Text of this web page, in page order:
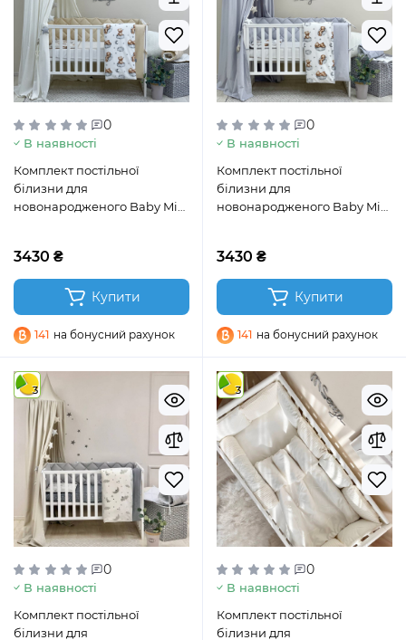
0
В наявності
Комплект постільної
білизни для
новонародженого Baby Mix
3430 ₴
Купити
141 на бонусний рахунок
0
В наявності
Комплект постільної
білизни для
новонародженого Baby Mix
3430 ₴
Купити
141 на бонусний рахунок
3
0
В наявності
Комплект постільної
білизни для
3
0
В наявності
Комплект постільної
білизни для